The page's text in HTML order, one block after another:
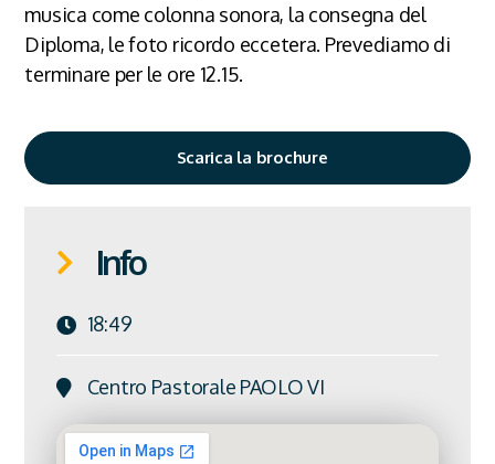
musica come colonna sonora, la consegna del
Diploma, le foto ricordo eccetera. Prevediamo di
terminare per le ore 12.15.
Scarica la brochure
Info
18:49
Centro Pastorale PAOLO VI